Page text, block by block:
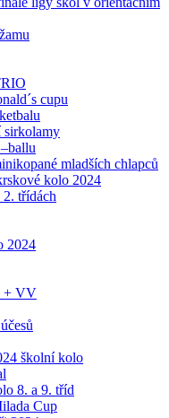
cupu
sirkolamy
mladších chlapců
kolo 2024
třídách
2024
+ VV
školní kolo
8. a 9. tříd
Cup